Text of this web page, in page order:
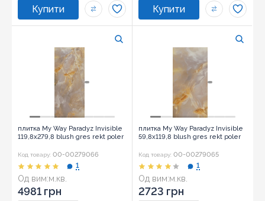
плитка My Way Paradyz Invisible
119,8x279,8 blush gres rekt poler
Код товару: 00-00279066
Од вим:м.кв.
1
4981 грн
плитка My Way Paradyz Invisible
59,8x119,8 blush gres rekt poler
Код товару: 00-00279065
Од вим:м.кв.
1
2723 грн